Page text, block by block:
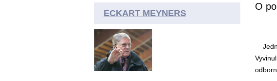
ECKART MEYNERS
O
J